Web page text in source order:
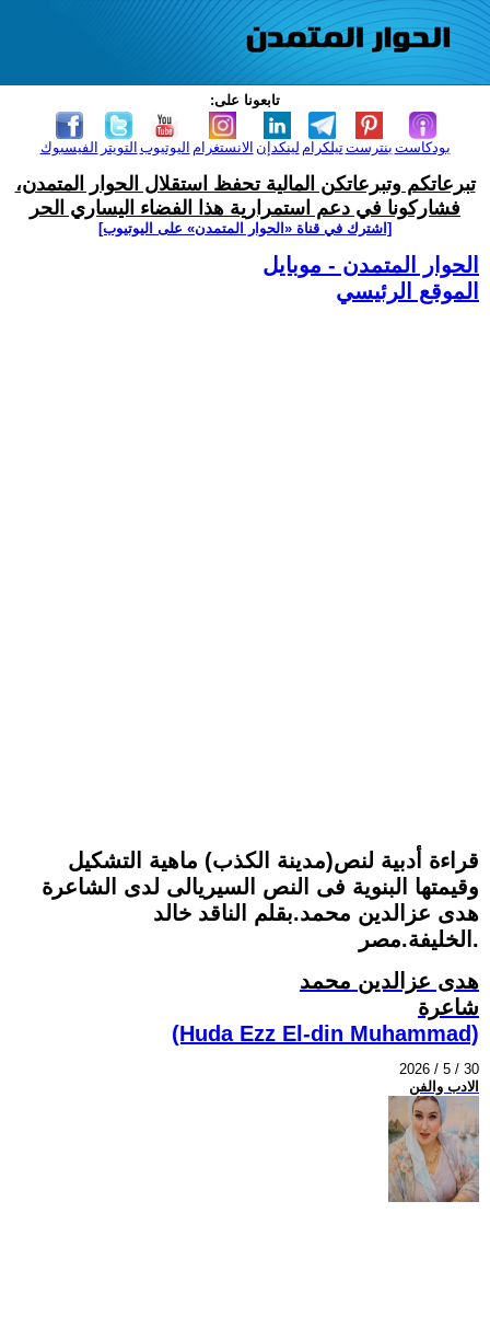
تابعونا على:
الفيسبوك التويتر اليوتيوب الانستغرام لينكدإن تيلكرامبنترست بودكاست
تبرعاتكم وتبرعاتكن المالية تحفظ استقلال الحوار المتمدن،
فشاركونا في دعم استمرارية هذا الفضاء اليساري الحر
[اشترك في قناة ‫«الحوار المتمدن» على اليوتيوب]
الحوار المتمدن - موبايل
الموقع الرئيسي
قراءة أدبية لنص(مدينة الكذب) ماهية التشكيل
وقيمتها البنوية فى النص السيريالى لدى الشاعرة
هدى عزالدين محمد.بقلم الناقد خالد
الخليفة.مصر.
هدى عزالدين محمد
شاعرة
(Huda Ezz El-din Muhammad)
2026 / 5 / 30
الادب والفن